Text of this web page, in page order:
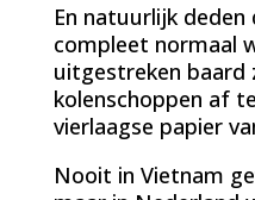
En natuurlijk
compleet normaal
uitgestreken baard
kolenschoppen af
vierlaagse papier
Nooit in Vietnam